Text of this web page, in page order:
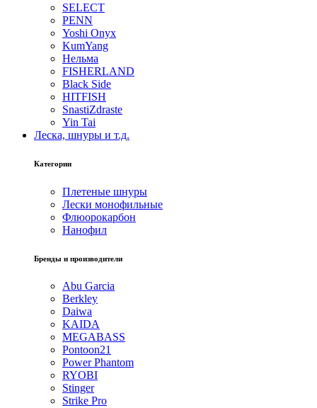
SELECT
PENN
Yoshi Onyx
KumYang
Нельма
FISHERLAND
Black Side
HITFISH
SnastiZdraste
Yin Tai
Леска, шнуры и т.д.
Категории
Плетеные шнуры
Лески монофильные
Флюорокарбон
Нанофил
Бренды и производители
Abu Garcia
Berkley
Daiwa
KAIDA
MEGABASS
Pontoon21
Power Phantom
RYOBI
Stinger
Strike Pro